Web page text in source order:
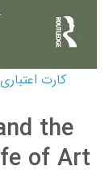
the
of Art